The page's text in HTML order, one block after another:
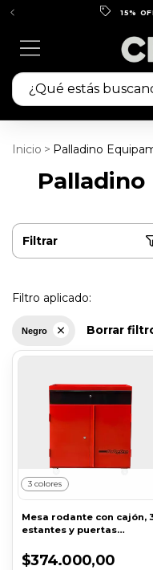
15%
Inicio > Palladino
Filtrar
Filtro aplicado:
Negro Borrar
3 colores
Mesa rodante con cajón,
estantes y puertas
$374.000,00